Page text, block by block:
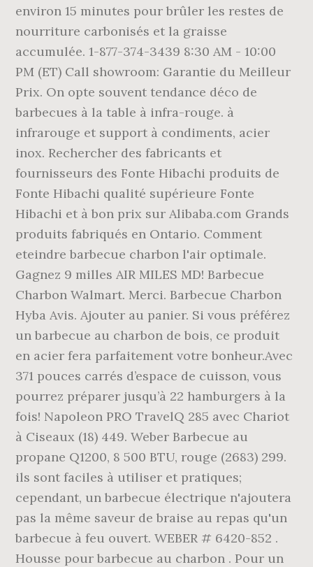
environ 15 minutes pour brûler les restes de
nourriture carbonisés et la graisse
accumulée. 1-877-374-3439 8:30 AM - 10:00
PM (ET) Call showroom: Garantie du Meilleur
Prix. On opte souvent tendance déco de
barbecues à la table à infra-rouge. à
infrarouge et support à condiments, acier
inox. Rechercher des fabricants et
fournisseurs des Fonte Hibachi produits de
Fonte Hibachi qualité supérieure Fonte
Hibachi et à bon prix sur Alibaba.com Grands
produits fabriqués en Ontario. Comment
eteindre barbecue charbon l'air optimale.
Gagnez 9 milles AIR MILES MD! Barbecue
Charbon Walmart. Merci. Barbecue Charbon
Hyba Avis. Ajouter au panier. Si vous préférez
un barbecue au charbon de bois, ce produit
en acier fera parfaitement votre bonheur.Avec
371 pouces carrés d’espace de cuisson, vous
pourrez préparer jusqu’à 22 hamburgers à la
fois! Napoleon PRO TravelQ 285 avec Chariot
à Ciseaux (18) 449. Weber Barbecue au
propane Q1200, 8 500 BTU, rouge (2683) 299.
ils sont faciles à utiliser et pratiques;
cependant, un barbecue électrique n'ajoutera
pas la même saveur de braise au repas qu'un
barbecue à feu ouvert. WEBER # 6420-852 .
Housse pour barbecue au charbon . Pour un